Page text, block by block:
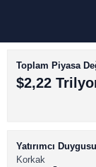
BİTCOİN
Toplam Piyasa
$2,22
Yatırımcı Duygusu
Korkak